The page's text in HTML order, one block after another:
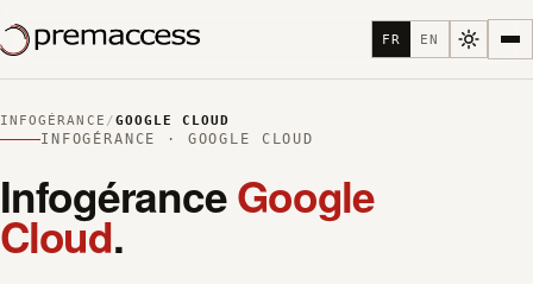
FR EN
INFOGÉRANCE /GOOGLE CLOUD
INFOGÉRANCE · GOOGLE CLOUD
InfogéranceGoogle
Cloud.